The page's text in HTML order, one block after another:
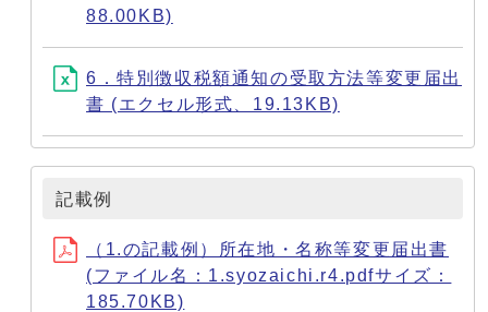
88.00KB)
6．特別徴収税額通知の受取方法等変更届出
書 (エクセル形式、19.13KB)
記載例
（1.の記載例）所在地・名称等変更届出書
(ファイル名：1.syozaichi.r4.pdfサイズ：
185.70KB)